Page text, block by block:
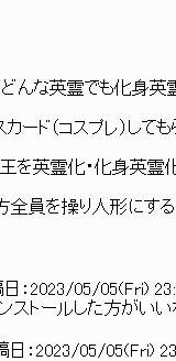
どんな英霊でも化身英
ド（コスプレ）しても
を英霊化・化身英霊
員を操り人形にする
： 2023/05/05(Fri)
ストールした方がい
日： 2023/05/05(Fri)